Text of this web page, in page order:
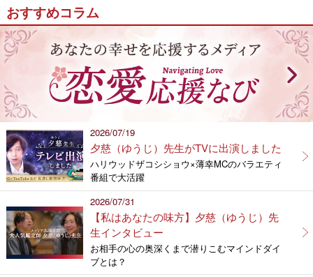
おすすめコラム
2026/07/19
夕慈（ゆうじ）先生がTVに出演しました
ハリウッドザコシショウ×薄幸MCのバラエティ
番組で大活躍
2026/07/31
【私はあなたの味方】夕慈（ゆうじ）先
生インタビュー
お相手の心の奥深くまで潜りこむマインドダイ
ブとは？